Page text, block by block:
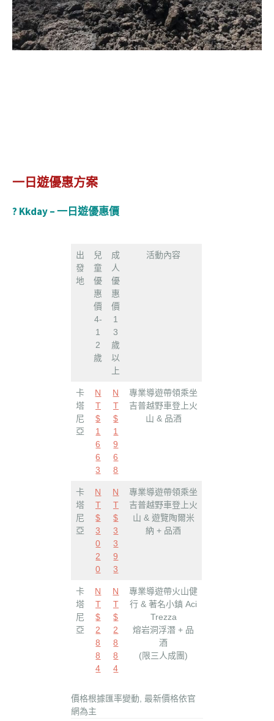
一日遊優惠方案
? Kkday – 一日遊優惠價
出
發
地
兒
童
優
惠
價
4-
1
2
歲
成
人
優
惠
價
1
3
歲
以
上
活動內容
卡
塔
尼
亞
N
T
$
1
6
6
3
N
T
$
1
9
6
8
專業導遊帶領乘坐
吉普越野車登上火
山 & 品酒
卡
塔
尼
亞
N
T
$
3
0
2
0
N
T
$
3
3
9
3
專業導遊帶領乘坐
吉普越野車登上火
山 & 遊覽陶爾米
納 + 品酒
卡
塔
尼
亞
N
T
$
2
8
8
4
N
T
$
2
8
8
4
專業導遊帶火山健
行 & 著名小鎮 Aci
Trezza
熔岩洞浮潛 + 品
酒
(限三人成團)
價格根據匯率變動, 最新價格依官
網為主